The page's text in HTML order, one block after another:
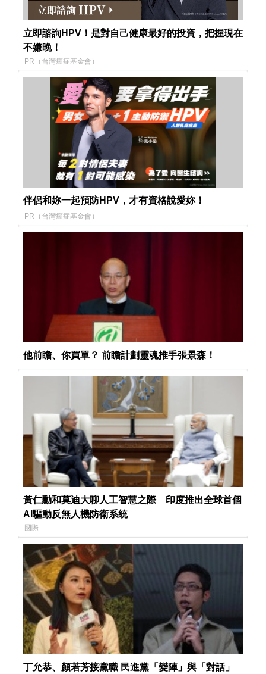
立即諮詢HPV！是對自己健康最好的投資，把握現在
不嫌晚！
PR（台灣癌症基金會）
伴侶和妳一起預防HPV，才有資格說愛妳！
PR（台灣癌症基金會）
他前瞻、你買單？ 前瞻計劃靈魂推手張景森！
黃仁勳和莫迪大聊人工智慧之際 印度推出全球首個
AI驅動反無人機防衛系統
國際
丁允恭、顏若芳接黨職 民進黨「變陣」與「對話」